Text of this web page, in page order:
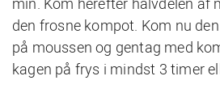
den frosne kompot. Kom nu
på moussen og gentag med
kagen på frys i mindst 3 timer